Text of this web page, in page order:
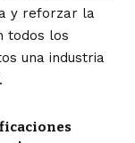
y reforzar la
todos los
una industria